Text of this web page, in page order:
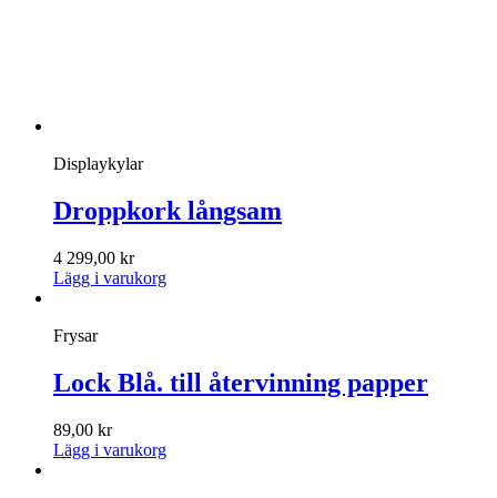
Displaykylar
Droppkork långsam
4 299,00 kr
Lägg i varukorg
Frysar
Lock Blå. till återvinning papper
89,00 kr
Lägg i varukorg